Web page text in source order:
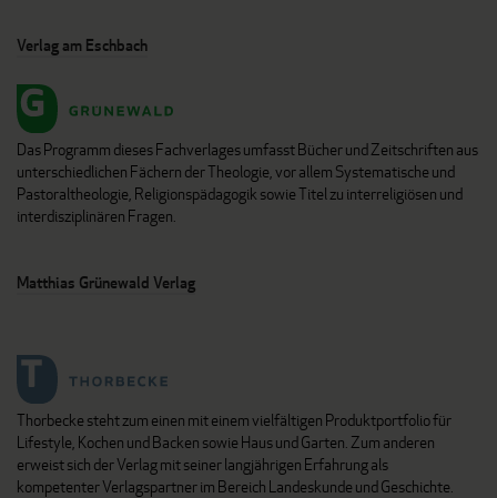
Verlag am Eschbach
Das Programm dieses Fachverlages umfasst Bücher und Zeitschriften aus
unterschiedlichen Fächern der Theologie, vor allem Systematische und
Pastoraltheologie, Religionspädagogik sowie Titel zu interreligiösen und
interdisziplinären Fragen.
Matthias Grünewald Verlag
Thorbecke steht zum einen mit einem vielfältigen Produktportfolio für
Lifestyle, Kochen und Backen sowie Haus und Garten. Zum anderen
erweist sich der Verlag mit seiner langjährigen Erfahrung als
kompetenter Verlagspartner im Bereich Landeskunde und Geschichte.